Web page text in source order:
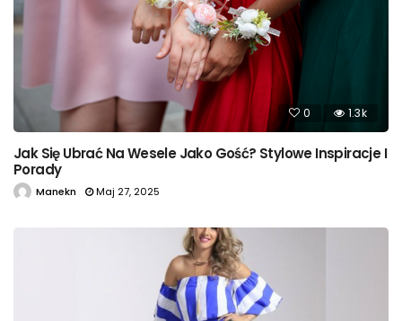
0 1.3k
Jak Się Ubrać Na Wesele Jako Gość? Stylowe Inspiracje I
Porady
Manekn Maj 27, 2025